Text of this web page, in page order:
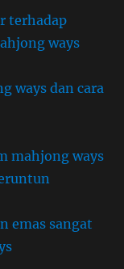
terhadap
ways
ways dan cara
mahjong ways
emas sangat